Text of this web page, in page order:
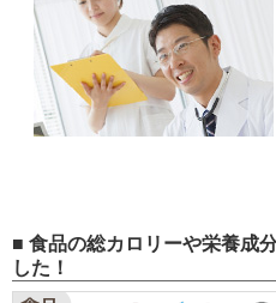
■ 食品の総カロリーや栄養成
した！